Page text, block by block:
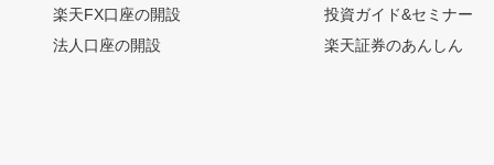
楽天FX口座の開設
法人口座の開設
投資ガイド&セミナー
楽天証券のあんしん